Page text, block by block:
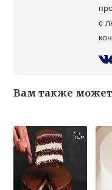
с
Вам также может